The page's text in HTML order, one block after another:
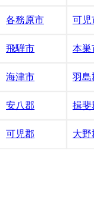
各務原市 可児
飛騨市 本巣
海津市 羽島
安八郡 揖斐
可児郡 大野